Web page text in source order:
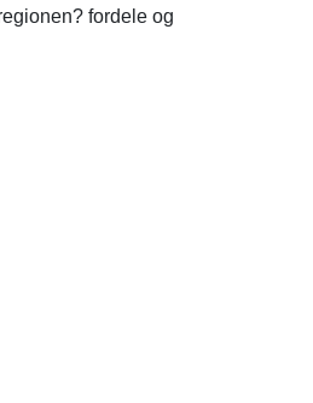
fordele og